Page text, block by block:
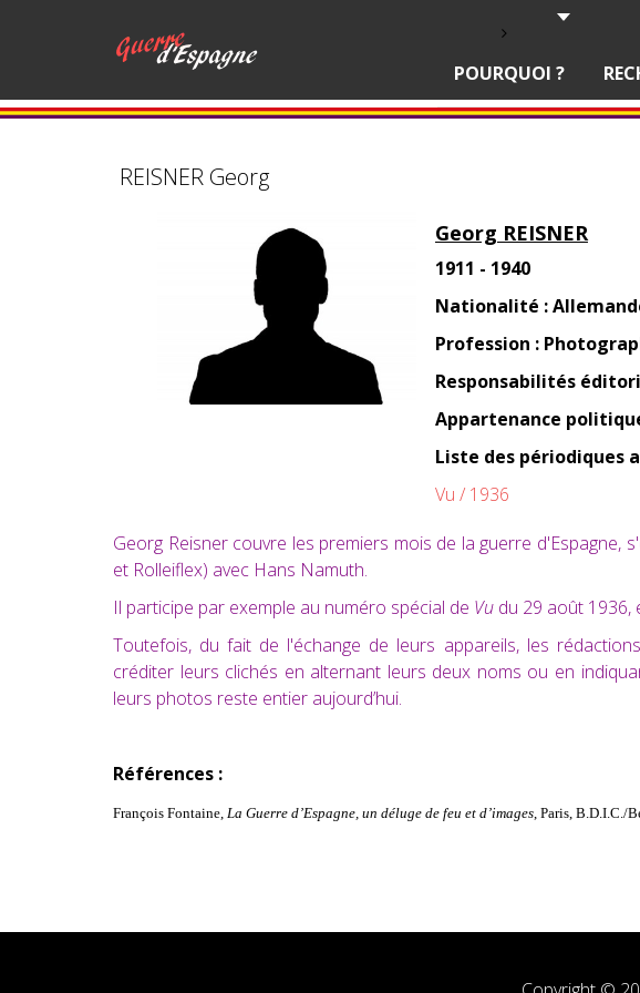
POURQUOI ?
REISNER Georg
Georg REISNER
1911 - 1940
Nationalité :
Profession :
Responsabilités
Appartenance
Liste des périodiques
Vu / 1936
Georg Reisner couvre les premiers mois de la guerre d'Espagne,
et Rolleiflex) avec Hans Namuth.
Il participe par exemple au numéro spécial de Vu du 29 août 1936,
Toutefois, du fait de l'échange de leurs appareils, les
créditer leurs clichés en alternant leurs deux noms ou en
leurs photos reste entier aujourd’hui.
Références :
François Fontaine, La Guerre d’Espagne, un déluge de feu et d’images, Paris, B.D.I.C./